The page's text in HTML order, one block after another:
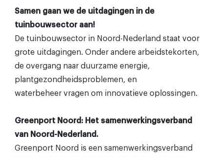
Samen gaan we de uitdagingen in de
tuinbouwsector aan!
De tuinbouwsector in Noord-Nederland staat voor
grote uitdagingen. Onder andere arbeidstekorten,
de overgang naar duurzame energie,
plantgezondheidsproblemen, en
waterbeheer vragen om innovatieve oplossingen.
Greenport Noord: Het samenwerkingsverband
van Noord-Nederland.
Greenport Noord is een samenwerkingsverband